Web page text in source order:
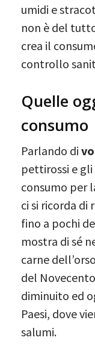
umidi e
non è del
crea il
controllo
Quelle
consumo
Parlando di
pettirossi e
consumo per
ci si ricorda di
fino a pochi
mostra di sé
carne
del
diminuito ed
Paesi, dove
salumi.